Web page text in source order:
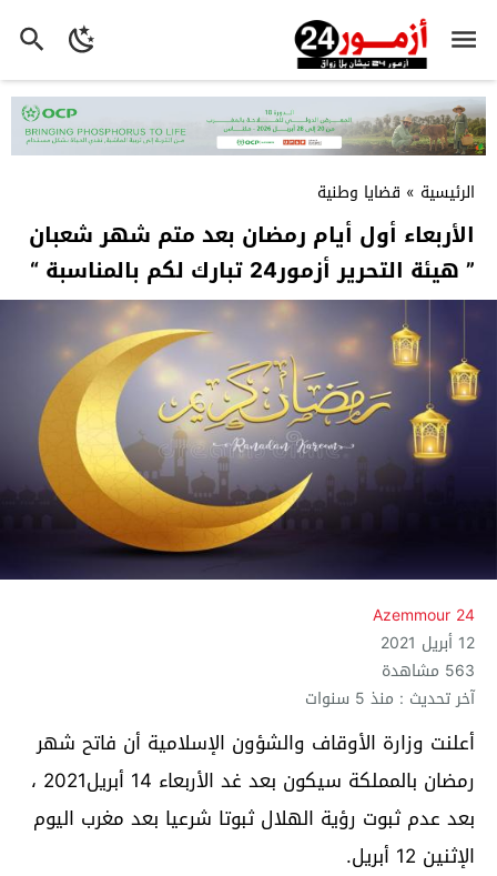
الرئيسية » قضايا وطنية
الأربعاء أول أيام رمضان بعد متم شهر شعبان
” هيئة التحرير أزمور24 تبارك لكم بالمناسبة “
Azemmour 24
12 أبريل 2021
563 مشاهدة
آخر تحديث : منذ 5 سنوات
أعلنت وزارة الأوقاف والشؤون الإسلامية أن فاتح شهر
رمضان بالمملكة سيكون بعد غد الأربعاء 14 أبريل2021 ،
بعد عدم ثبوت رؤية الهلال ثبوتا شرعيا بعد مغرب اليوم
الإثنين 12 أبريل.